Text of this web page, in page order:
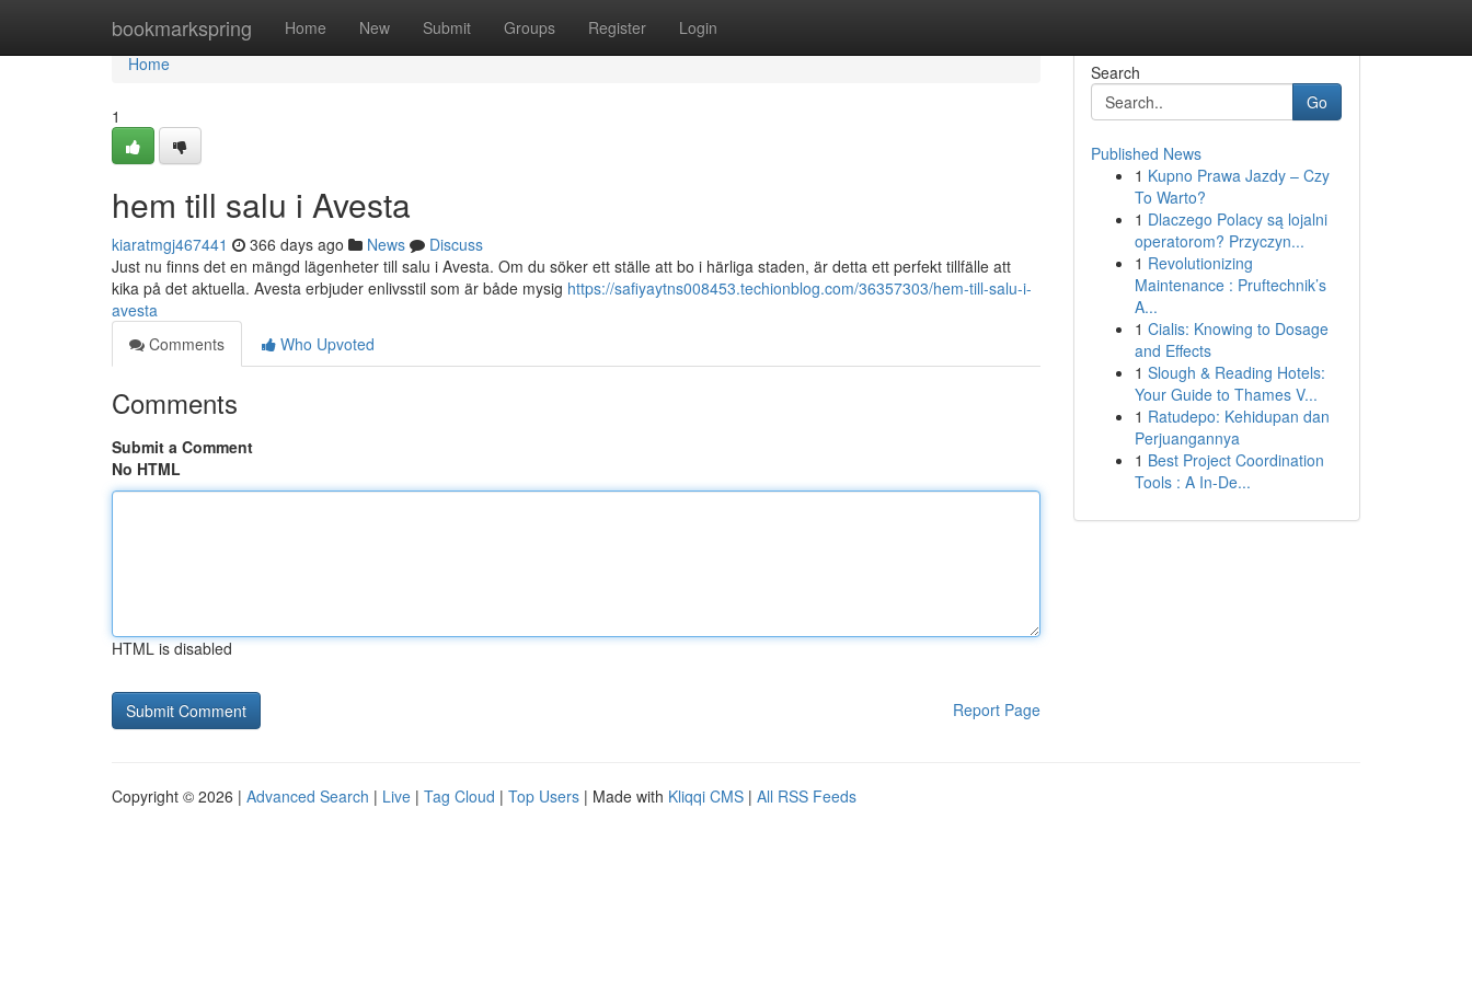
bookmarkspring Home New Submit Groups Register Login
Home
Home
1
hem till salu i Avesta
kiaratmgj467441 366 days ago News
Discuss
Just nu finns det en mängd lägenheter till salu i Avesta. Om du söker ett ställe att bo i härliga staden, är detta ett perfekt tillfälle att
kika på det aktuella. Avesta erbjuder enlivsstil som är både mysig https://safiyaytns008453.techionblog.com/36357303/hem-till-salu-i-
avesta
Comments
Who Upvoted
Comments
Submit a Comment
No HTML
HTML is disabled
Report Page
Search
Go
Published News
1 Kupno Prawa Jazdy – Czy
To Warto?
1 Dlaczego Polacy są lojalni
operatorom? Przyczyn...
1 Revolutionizing
Maintenance : Pruftechnik’s
A...
1 Cialis: Knowing to Dosage
and Effects
1 Slough & Reading Hotels:
Your Guide to Thames V...
1 Ratudepo: Kehidupan dan
Perjuangannya
1 Best Project Coordination
Tools : A In-De...
Copyright © 2026 | Advanced Search | Live | Tag Cloud | Top Users | Made with Kliqqi CMS | All RSS Feeds